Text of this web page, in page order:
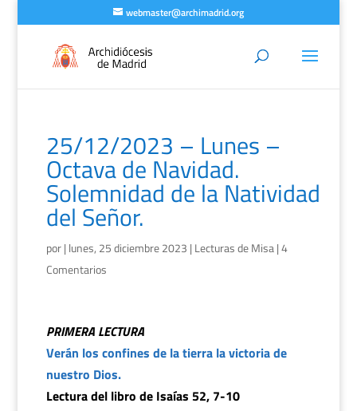
webmaster@archimadrid.org
25/12/2023 – Lunes –
Octava de Navidad.
Solemnidad de la Natividad
del Señor.
por| lunes, 25 diciembre 2023 | Lecturas de Misa|4
Comentarios
PRIMERA LECTURA
Verán los confines de la tierra la victoria de
nuestro Dios.
Lectura del libro de Isaías 52, 7-10